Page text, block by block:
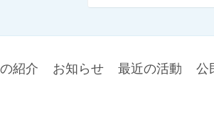
紹介 お知らせ 最近の活動 公